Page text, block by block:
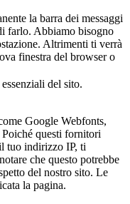
la barra dei messaggi
farlo. Abbiamo bisogno
Altrimenti ti verrà
finestra del browser o
del sito.
Google Webfonts,
questi fornitori
tuo indirizzo IP, ti
che questo potrebbe
del nostro sito. Le
la pagina.